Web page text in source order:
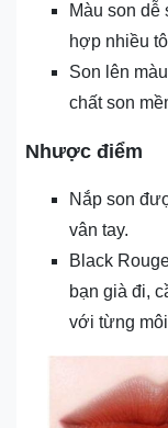
Màu son dễ
hợp nhiều
Son lên
chất son
Nhược điểm
Nắp son
vân tay.
Black
bạn già đi,
với từng